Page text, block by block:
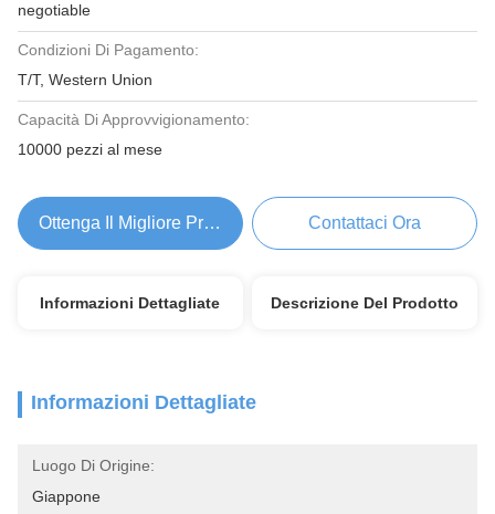
negotiable
Condizioni Di Pagamento:
T/T, Western Union
Capacità Di Approvvigionamento:
10000 pezzi al mese
Ottenga Il Migliore Prezzo Contattaci Ora
Informazioni Dettagliate Descrizione Del Prodotto
Informazioni Dettagliate
Luogo Di Origine:
Giappone